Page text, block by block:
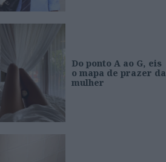
Do ponto A ao G, eis
o mapa de prazer da
mulher